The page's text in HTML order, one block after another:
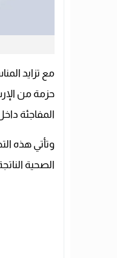
مع تزايد
حزمة من
المفاجئة
وتأتي هذه
الصحية